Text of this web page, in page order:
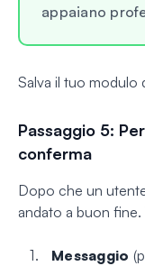
appaiano
Salva il tuo
Passaggio 5:
conferma
Dopo che un
andato a buon
Messaggio